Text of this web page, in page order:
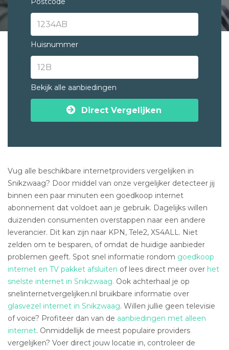
Huisnummer
Bekijk alle aanbiedingen
Direct Vergelijken
Vug alle beschikbare internetproviders vergelijken in
Snikzwaag? Door middel van onze vergelijker detecteer jij
binnen een paar minuten een goedkoop internet
abonnement dat voldoet aan je gebruik. Dagelijks willen
duizenden consumenten overstappen naar een andere
leverancier. Dit kan zijn naar KPN, Tele2, XS4ALL. Niet
zelden om te besparen, of omdat de huidige aanbieder
problemen geeft. Spot snel informatie rondom goedkoop
internet en TV pakket afsluiten of lees direct meer over het
snelste internet in Snikzwaag. Ook achterhaal je op
snelinternetvergelijken.nl bruikbare informatie over
glasvezel internet in Snikzwaag. Willen jullie geen televisie
of voice? Profiteer dan van de aanbiedingen met alleen
internet. Onmiddellijk de meest populaire providers
vergelijken? Voer direct jouw locatie in, controleer de